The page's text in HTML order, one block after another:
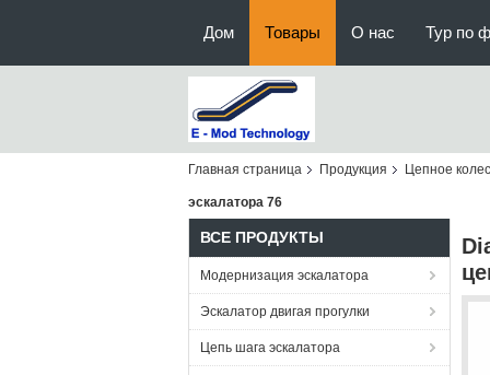
Дом Товары О нас Тур по
Главная страница Продукция Цепное
эскалатора 76
ВСЕ ПРОДУКТЫ
Модернизация эскалатора
Эскалатор двигая прогулки
Цепь шага эскалатора